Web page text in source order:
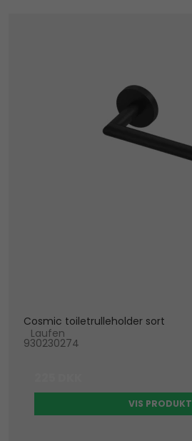
Cosmic toiletrulleholder sort
Laufen
930230274
VIS PRODUKT